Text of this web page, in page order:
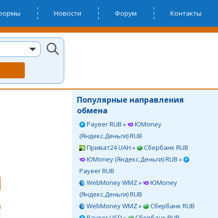
Новости Форум Контакты
Популярные направления
обмена
Payeer RUB »
ЮMoney
(Яндекс.Деньги) RUB
Приват24 UAH »
Сбербанк RUB
ЮMoney (Яндекс.Деньги) RUB »
Payeer RUB
WebMoney WMZ »
ЮMoney
(Яндекс.Деньги) RUB
WebMoney WMZ »
Сбербанк RUB